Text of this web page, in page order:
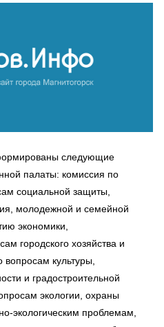
следующие
палаты: комиссия по
социальной защиты,
молодежной и семейной
экономики,
городского хозяйства и
вопросам культуры,
и градостроительной
экологии, охраны
экологическим проблемам,